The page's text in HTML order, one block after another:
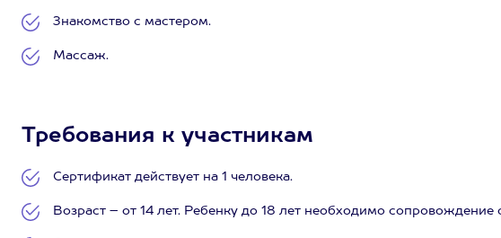
Знакомство с мастером.
Массаж.
Требования к участникам
Сертификат действует на 1 человека.
Возраст – от 14 лет. Ребенку до 18 лет необходимо сопровождение